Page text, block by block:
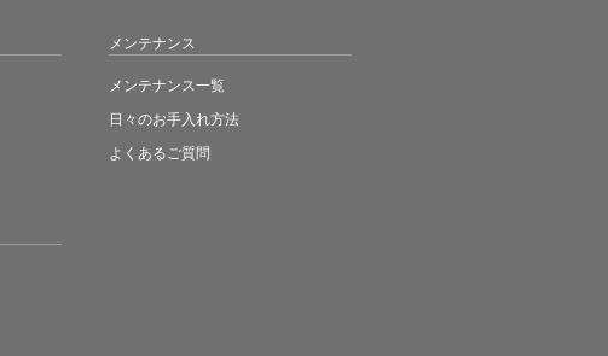
メンテナンス
メンテナンス一覧
日々のお手入れ方法
よくあるご質問